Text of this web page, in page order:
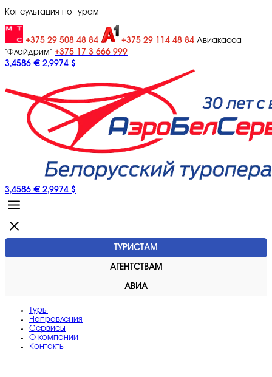
Консультация по турам
+375 29 508 48 84 +375 29 114 48 84 Авиакасса
"Флайдрим" +375 17 3 666 999
3,4586 € 2,9974 $
3,4586 € 2,9974 $
ТУРИСТАМ
АГЕНТСТВАМ
АВИА
Туры
Направления
Сервисы
O компании
Контакты